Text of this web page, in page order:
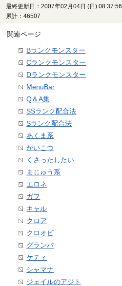
最終更新日：2007年02月04日 (日) 08:37:56
累計：46507
関連ページ
Bランクモンスター
Cランクモンスター
Dランクモンスター
MenuBar
Q＆A集
SSランク配合法
Sランク配合法
あくま系
がいこつ
くさったしたい
まじゅう系
エロネ
ガフ
キャル
クロア
クロオビ
グランパ
ケティ
シャマナ
ジェイルのアジト